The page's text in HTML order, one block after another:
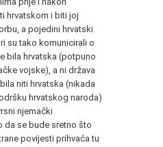
hrvatskom i biti joj
a pojedini hrvatski
su tako komunicirali o
bila hrvatska (potpuno
vojske), a ni država
niti hrvatska (nikada
hrvatskog naroda)
njemački
da se bude sretno što
povijesti prihvaća tu